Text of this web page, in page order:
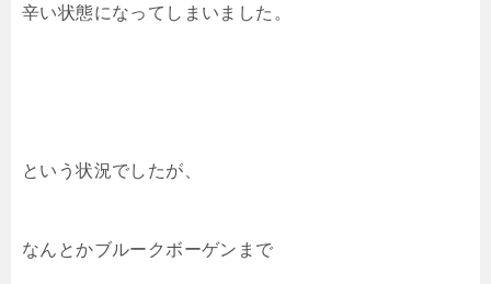
辛い状態になってしまいました。
という状況でしたが、
なんとかブルークボーゲンまで